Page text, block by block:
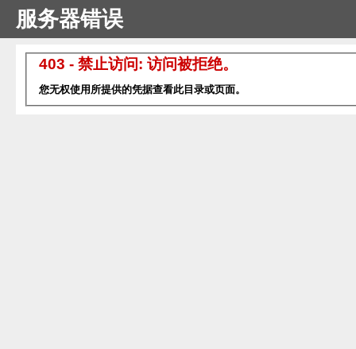
服务器错误
403 - 禁止访问: 访问被拒绝。
您无权使用所提供的凭据查看此目录或页面。